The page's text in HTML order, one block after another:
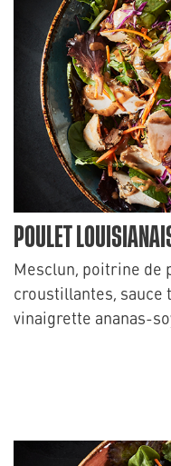
POULET
Mesclun, poitrine de
croustillantes, sauce
vinaigrette ananas-